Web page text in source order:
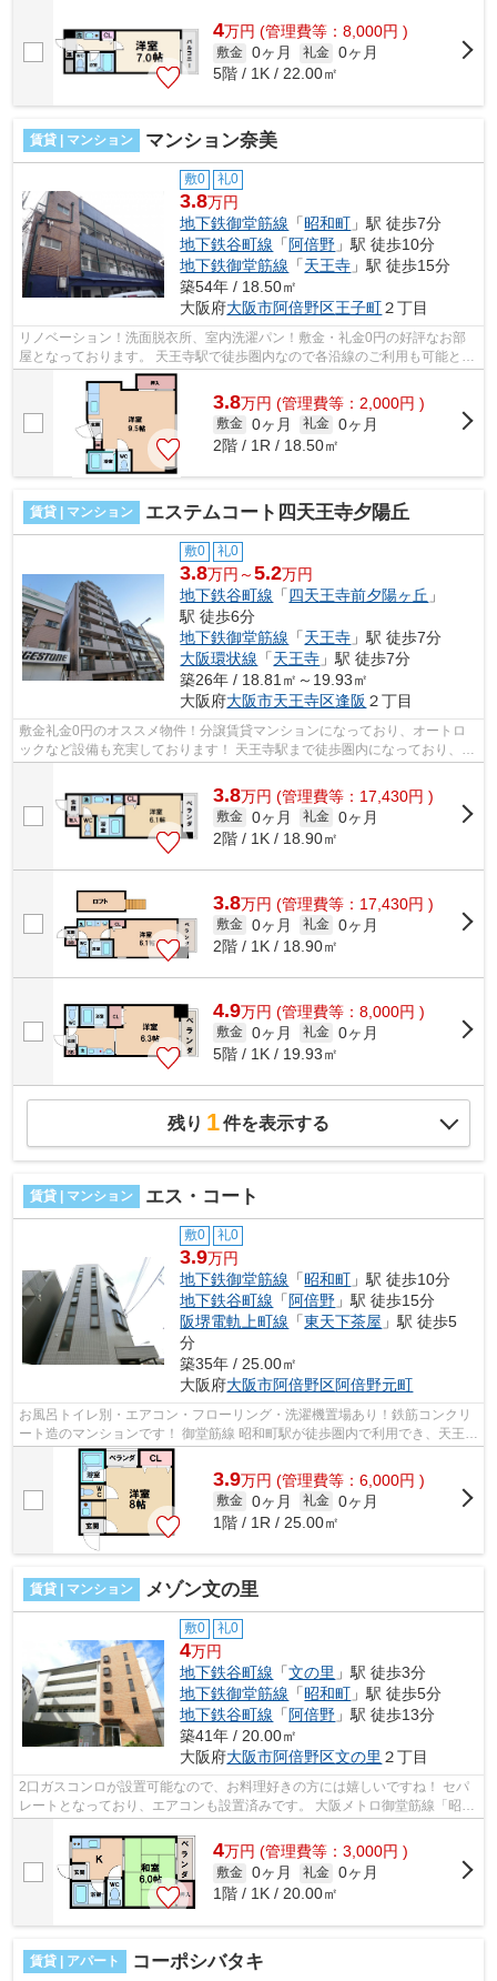
4万円 (管理費等：8,000円 )
敷金 0ヶ月 礼金 0ヶ月
5階 / 1K / 22.00㎡
賃貸 | マンション マンション奈美
敷0 礼0
3.8万円
地下鉄御堂筋線 「昭和町 」駅 徒歩7分
地下鉄谷町線 「 阿倍野 」駅 徒歩10分
地下鉄御堂筋線 「天王寺 」駅 徒歩15分
築54年 / 18.50㎡
大阪府大阪市阿倍野区王子町２丁目
リノベーション！洗面脱衣所、室内洗濯パン！敷金・礼金0円の好評なお部
屋となっております。 天王寺駅で徒歩圏内なので各沿線のご利用も可能とな
っております。また、独立洗面台や室...
3.8万円 (管理費等：2,000円 )
敷金 0ヶ月 礼金 0ヶ月
2階 / 1R / 18.50㎡
賃貸 | マンション エステムコート四天王寺夕陽丘
敷0 礼0
3.8万円～5.2万円
地下鉄谷町線 「四天王寺前夕陽ヶ丘 」
駅 徒歩6分
地下鉄御堂筋線 「天王寺 」駅 徒歩7分
大阪環状線 「天王寺 」駅 徒歩7分
築26年 / 18.81㎡～19.93㎡
大阪府大阪市天王寺区逢阪 ２丁目
敷金礼金0円のオススメ物件！分譲賃貸マンションになっており、オートロ
ックなど設備も充実しております！ 天王寺駅まで徒歩圏内になっており、御
3.8万円 (管理費等：17,430円 )
敷金 0ヶ月 礼金 0ヶ月
2階 / 1K / 18.90㎡
3.8万円 (管理費等：17,430円 )
敷金 0ヶ月 礼金 0ヶ月
2階 / 1K / 18.90㎡
4.9万円 (管理費等：8,000円 )
敷金 0ヶ月 礼金 0ヶ月
5階 / 1K / 19.93㎡
残り 1件を表示する
賃貸 | マンション エス・コート
敷0 礼0
3.9万円
地下鉄御堂筋線 「昭和町 」駅 徒歩10分
地下鉄谷町線 「 阿倍野 」駅 徒歩15分
阪堺電軌上町線 「東天下茶屋 」駅 徒歩5
分
築35年 / 25.00㎡
大阪府大阪市阿倍野区阿倍野元町
お風呂トイレ別・エアコン・フローリング・洗濯機置場あり！鉄筋コンクリ
ート造のマンションです！ 御堂筋線 昭和町駅が徒歩圏内で利用でき、天王寺
駅も自転車圏内の立地になっており...
3.9万円 (管理費等：6,000円 )
敷金 0ヶ月 礼金 0ヶ月
1階 / 1R / 25.00㎡
賃貸 | マンション メゾン文の里
敷0 礼0
4万円
地下鉄谷町線 「文の里 」駅 徒歩3分
地下鉄御堂筋線 「昭和町 」駅 徒歩5分
地下鉄谷町線 「 阿倍野 」駅 徒歩13分
築41年 / 20.00㎡
大阪府大阪市阿倍野区文の里 ２丁目
2口ガスコンロが設置可能なので、お料理好きの方には嬉しいですね！ セパ
レートとなっており、エアコンも設置済みです。 大阪メトロ御堂筋線「昭和
町」・谷町線「文の里」の2沿線ご利...
4万円 (管理費等：3,000円 )
敷金 0ヶ月 礼金 0ヶ月
1階 / 1K / 20.00㎡
賃貸 | アパート コーポシバタキ